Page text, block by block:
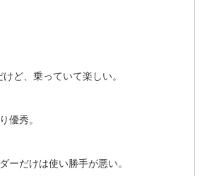
ど、乗っていて楽しい。
優秀。
ーだけは使い勝手が悪い。